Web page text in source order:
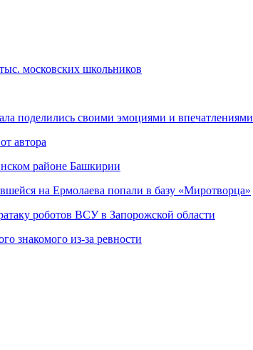
московских школьников
поделились своими эмоциями и впечатлениями
автора
районе Башкирии
на Ермолаева попали в базу «Миротворца»
роботов ВСУ в Запорожской области
знакомого из-за ревности